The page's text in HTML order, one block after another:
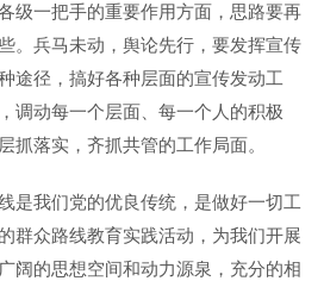
级一把手的重要作用方面，思路要再
。兵马未动，舆论先行，要发挥宣传
途径，搞好各种层面的宣传发动工
调动每一个层面、每一个人的积极
抓落实，齐抓共管的工作局面。
是我们党的优良传统，是做好一切工
群众路线教育实践活动，为我们开展
阔的思想空间和动力源泉，充分的相